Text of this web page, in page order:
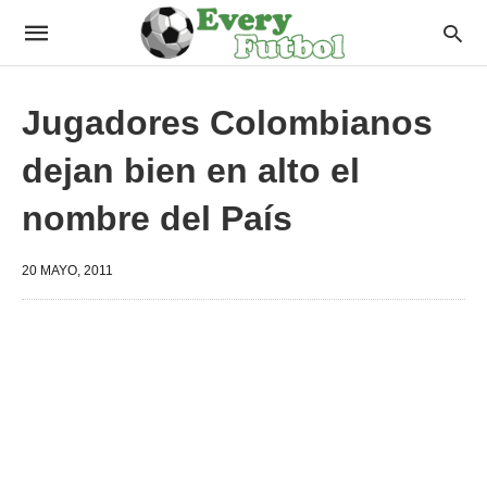
Jugadores Colombianos
dejan bien en alto el
nombre del País
20 MAYO, 2011